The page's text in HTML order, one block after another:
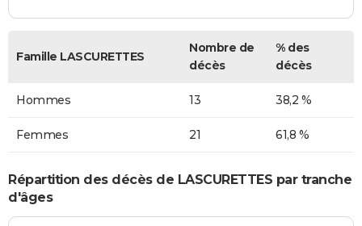
Famille LASCURETTES
Nombre de
décès
% des
décès
Hommes 13 38,2 %
Femmes 21 61,8 %
Répartition des décès de LASCURETTES par tranche
d'âges